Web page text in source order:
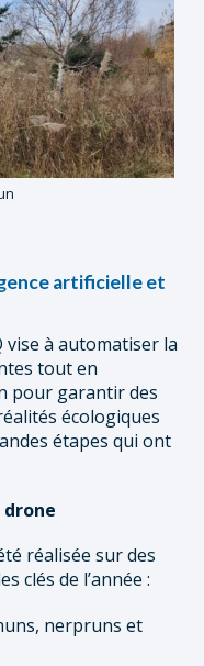
artificielle et
vise à automatiser la
tout en
pour garantir des
écologiques
étapes qui ont
drone
réalisée sur des
clés de l’année :
nerpruns et